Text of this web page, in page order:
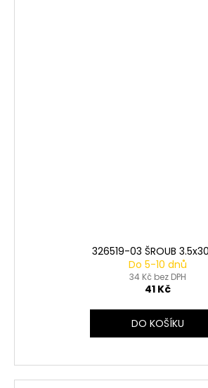
326519-03 ŠROUB
Do 5-10 dnů
34 Kč bez DPH
41 Kč
DO KOŠÍKU